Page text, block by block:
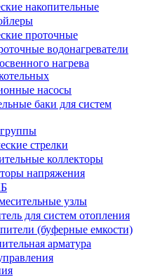
накопительные
проточные
водонагреватели
нагрева
насосы
баки для систем
стрелки
коллекторы
напряжения
узлы
для систем отопления
(буферные емкости)
арматура